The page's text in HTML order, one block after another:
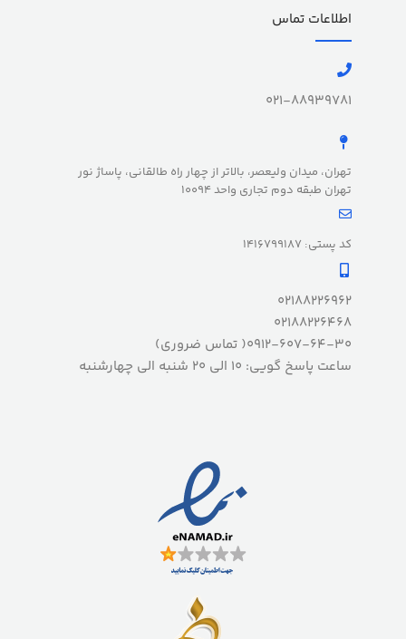
اطلاعات تماس
021-88939781
تهران، میدان ولیعصر، بالاتر از چهار راه طالقانی، پاساژ نور
تهران طبقه دوم تجاری واحد 10094
کد پستی: 1416799187
02188226962
02188226468
0912-607-64-30( تماس ضروری)
ساعت پاسخ گویی: 10 الی 20 شنبه الی چهارشنبه